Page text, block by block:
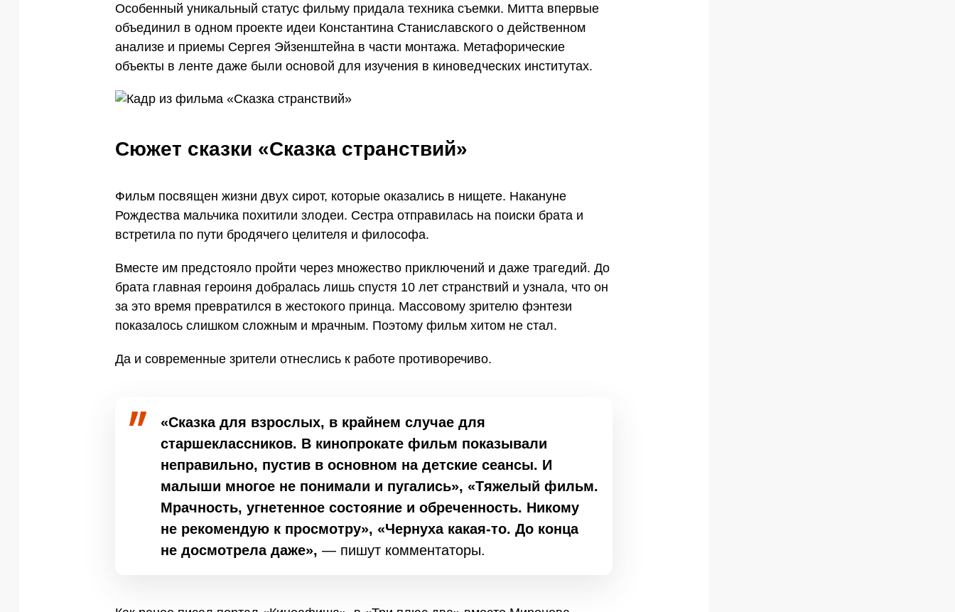
Особенный уникальный статус фильму придала техника съемки. Митта впервые
объединил в одном проекте идеи Константина Станиславского о действенном
анализе и приемы Сергея Эйзенштейна в части монтажа. Метафорические
объекты в ленте даже были основой для изучения в киноведческих институтах.
Сюжет сказки «Сказка странствий»
Фильм посвящен жизни двух сирот, которые оказались в нищете. Накануне
Рождества мальчика похитили злодеи. Сестра отправилась на поиски брата и
встретила по пути бродячего целителя и философа.
Вместе им предстояло пройти через множество приключений и даже трагедий. До
брата главная героиня добралась лишь спустя 10 лет странствий и узнала, что он
за это время превратился в жестокого принца. Массовому зрителю фэнтези
показалось слишком сложным и мрачным. Поэтому фильм хитом не стал.
Да и современные зрители отнеслись к работе противоречиво.
«Сказка для взрослых, в крайнем случае для
старшеклассников. В кинопрокате фильм показывали
неправильно, пустив в основном на детские сеансы. И
малыши многое не понимали и пугались», «Тяжелый фильм.
Мрачность, угнетенное состояние и обреченность. Никому
не рекомендую к просмотру», «Чернуха какая-то. До конца
не досмотрела даже», — пишут комментаторы.